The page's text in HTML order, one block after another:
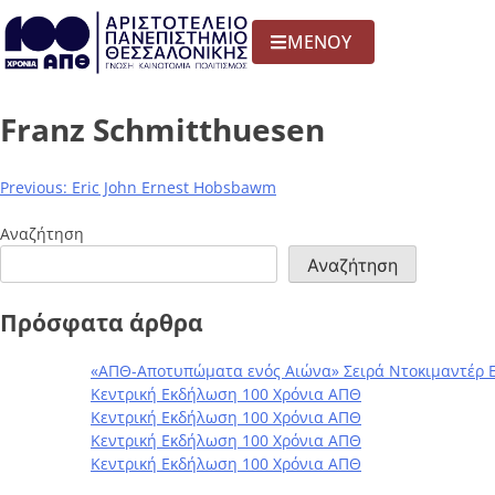
ΜΕΝΟΥ
Franz Schmitthuesen
Previous: Eric John Ernest Hobsbawm
Αναζήτηση
Αναζήτηση
Πρόσφατα άρθρα
«ΑΠΘ-Αποτυπώματα ενός Αιώνα» Σειρά Ντοκιμαντέρ
Κεντρική Εκδήλωση 100 Χρόνια ΑΠΘ
Κεντρική Εκδήλωση 100 Χρόνια ΑΠΘ
Κεντρική Εκδήλωση 100 Χρόνια ΑΠΘ
Κεντρική Εκδήλωση 100 Χρόνια ΑΠΘ